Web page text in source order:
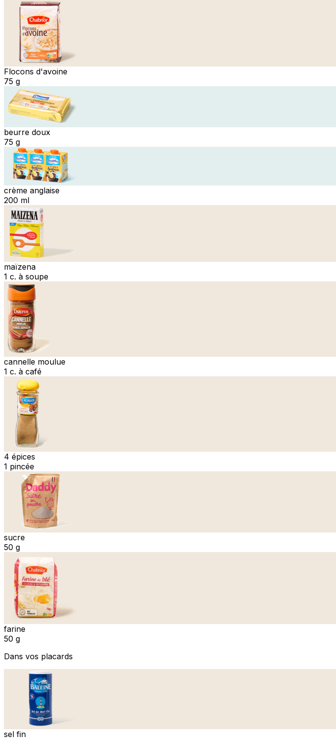
Flocons d'avoine
75 g
beurre doux
75 g
crème anglaise
200 ml
maïzena
1 c. à soupe
cannelle moulue
1 c. à café
4 épices
1 pincée
sucre
50 g
farine
50 g
Dans vos placards
sel fin